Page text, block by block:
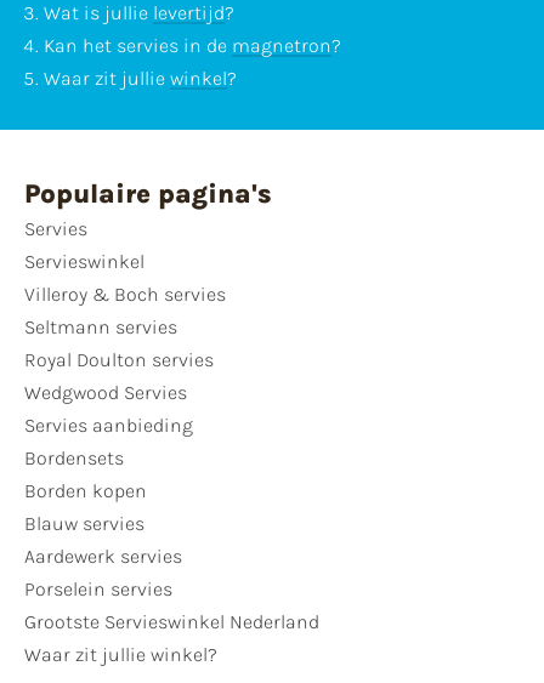
Wat is jullie levertijd?
Kan het servies in de magnetron?
Waar zit jullie winkel?
Populaire pagina's
Servies
Servieswinkel
Villeroy & Boch servies
Seltmann servies
Royal Doulton servies
Wedgwood Servies
Servies aanbieding
Bordensets
Borden kopen
Blauw servies
Aardewerk servies
Porselein servies
Grootste Servieswinkel Nederland
Waar zit jullie winkel?